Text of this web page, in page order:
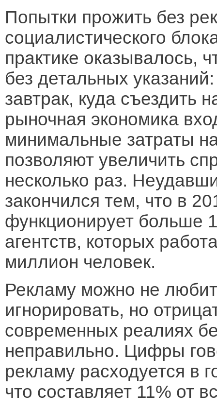
Попытки прожить без
социалистического
практике оказывалось,
без детальных
завтрак, куда съездить
рыночная экономика
минимальные затраты
позволяют увеличить
несколько раз.
закончился тем, что в
функционирует больше
агентств, которых
миллион человек.
Рекламу можно не
игнорировать, но
современных реалиях
неправильно. Цифры
рекламу расходуется в
что составляет 11% от